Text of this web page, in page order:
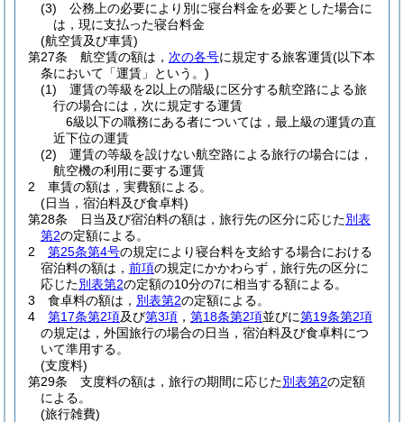
(3)
公務上の必要により別に寝台料金を必要とした場合に
は，現に支払った寝台料金
(航空賃及び車賃)
第27条
航空賃の額は， 次の各号に規定する旅客運賃(以下本
条において「運賃」という。)
(1)
運賃の等級を2以上の階級に区分する航空路による旅
行の場合には，次に規定する運賃
6級以下の職務にある者については，最上級の運賃の直
近下位の運賃
(2)
運賃の等級を設けない航空路による旅行の場合には，
航空機の利用に要する運賃
2
車賃の額は，実費額による。
(日当，宿泊料及び食卓料)
第28条
日当及び宿泊料の額は，旅行先の区分に応じた別表
第2の定額による。
2
第25条第4号の規定により寝台料を支給する場合における
宿泊料の額は， 前項の規定にかかわらず，旅行先の区分に
応じた別表第2の定額の10分の7に相当する額による。
3
食卓料の額は， 別表第2の定額による。
4
第17条第2項及び第3項 ， 第18条第2項並びに第19条第2項
の規定は，外国旅行の場合の日当，宿泊料及び食卓料につ
いて準用する。
(支度料)
第29条
支度料の額は，旅行の期間に応じた別表第2の定額
による。
(旅行雑費)